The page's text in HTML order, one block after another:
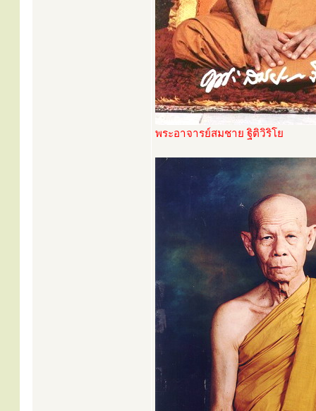
พระอาจารย์สมชาย ฐิติวิริโย